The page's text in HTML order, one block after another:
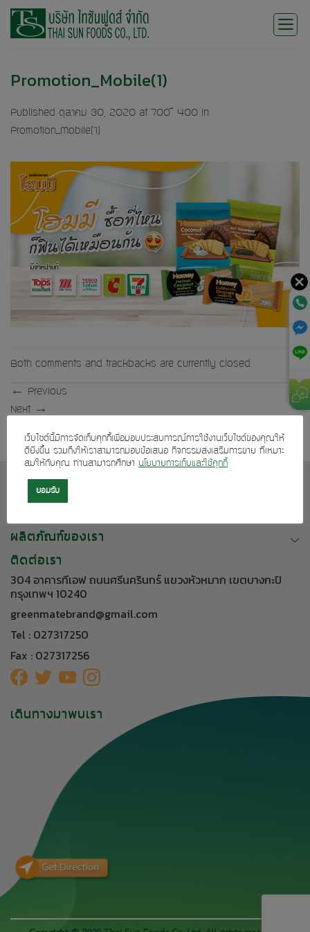
Skip
Promotion_Mobile(1)
Published ตุลาคม 30, 2020 at 700 × 400 in
Promotion_Mobile(1)
Both comments and trackbacks are currently closed.
←
Previous
Next →
เกี่ยวกับเรา
ผลิตภัณฑ์ของเรา
ติดต่อเรา
304 อาคารทีเอฟ ถนนศรีนครินทร์ แขวงหัวหมาก เขตบางกะปิ
กรุงเทพฯ 10240
greenmatebrand@gmail.com
Tel : 027317250
Fax : 027317256
เดินทางมาพบเรา
เว็บไซต์นี้มีการจัดเก็บคุกกี้เพื่อมอบประสบการณ์การใช้งานเว็บไซต์ของคุณให้
ดียิ่งขึ้น รวมถึงให้เราสามารถมอบข้อเสนอ กิจกรรมส่งเสริมการขาย ที่เหมาะ
สมให้กับคุณ ท่านสามารถศึกษา นโยบายการเก็บและใช้คุกกี้
ยอมรับ